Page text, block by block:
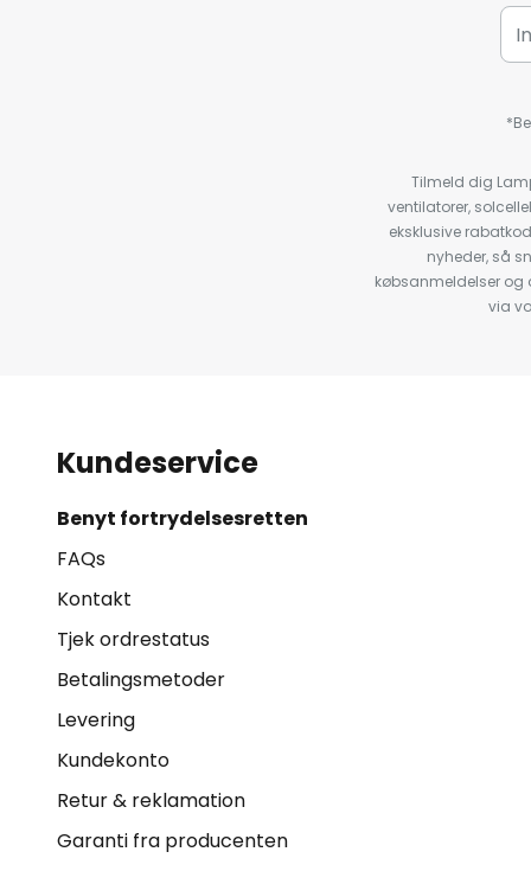
Tilmeld dig
ventilatorer,
eksklusive
nyheder, så
købsanmeldelser og
via
Kundeservice
Benyt fortrydelsesretten
FAQs
Kontakt
Tjek ordrestatus
Betalingsmetoder
Levering
Kundekonto
Retur & reklamation
Garanti fra producenten